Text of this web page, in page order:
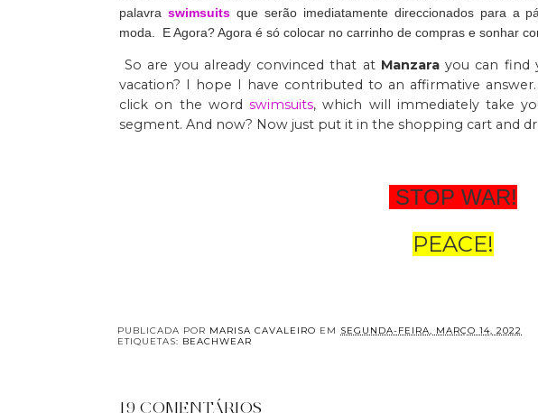
palavra swimsuitsque serão imediatamente direccionados para a
moda. E Agora? Agora é só colocar no carrinho de compras e sonhar
So are you already convinced that at Manzarayou can find
vacation? I hope I have contributed to an affirmative
click on the word swimsuits, which will immediately take
segment. And now? Now just put it in the shopping cart and
STOP WAR!
PEACE!
PUBLICADA POR MARISA CAVALEIRO EM SEGUNDA-FEIRA, MARÇO 14, 2022
ETIQUETAS: BEACHWEAR
19 COMENTÁRIOS